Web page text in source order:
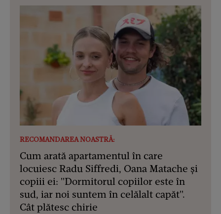
RECOMANDAREA NOASTRĂ:
Cum arată apartamentul în care
locuiesc Radu Siffredi, Oana Matache și
copiii ei: "Dormitorul copiilor este în
sud, iar noi suntem în celălalt capăt".
Cât plătesc chirie